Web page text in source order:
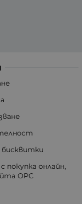
бисквитки
покупка онлайн,
ОРС